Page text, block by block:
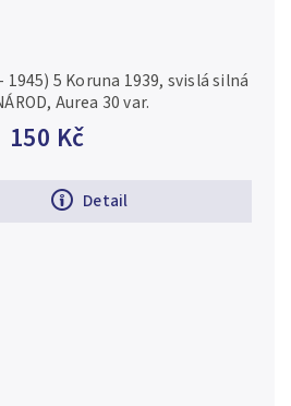
150 Kč
Detail
5 Koruna 1939, svislá silná
Aurea 30 var.